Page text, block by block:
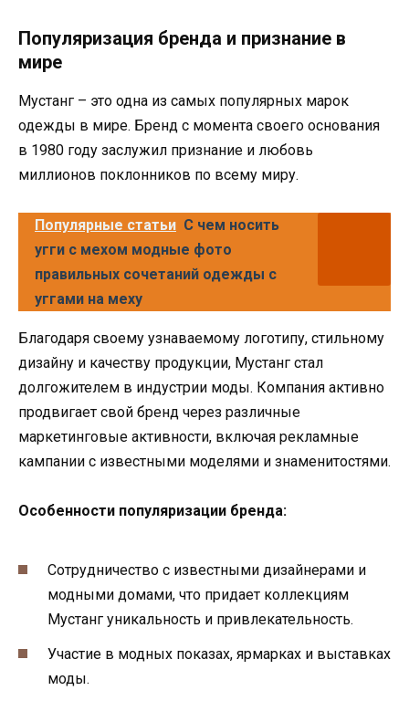
Популяризация бренда и признание в
мире
Мустанг – это одна из самых популярных марок
одежды в мире. Бренд с момента своего основания
в 1980 году заслужил признание и любовь
миллионов поклонников по всему миру.
Популярные статьи С чем носить
угги с мехом модные фото
правильных сочетаний одежды с
уггами на меху
Благодаря своему узнаваемому логотипу, стильному
дизайну и качеству продукции, Мустанг стал
долгожителем в индустрии моды. Компания активно
продвигает свой бренд через различные
маркетинговые активности, включая рекламные
кампании с известными моделями и знаменитостями.
Особенности популяризации бренда:
Сотрудничество с известными дизайнерами и
модными домами, что придает коллекциям
Мустанг уникальность и привлекательность.
Участие в модных показах, ярмарках и выставках
моды.